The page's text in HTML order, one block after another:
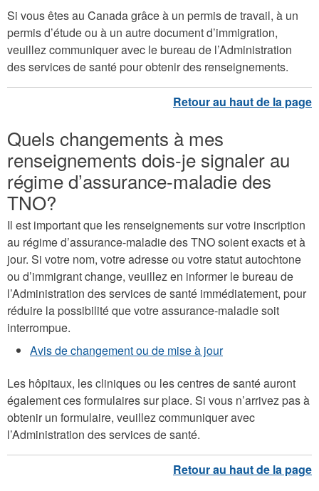
Si vous êtes au Canada grâce à un permis de travail, à un
permis d’étude ou à un autre document d’immigration,
veuillez communiquer avec le bureau de l’Administration
des services de santé pour obtenir des renseignements.
Quels changements à mes
renseignements dois-je signaler au
régime d’assurance-maladie des
TNO?
Il est important que les renseignements sur votre inscription
au régime d’assurance-maladie des TNO soient exacts et à
jour. Si votre nom, votre adresse ou votre statut autochtone
ou d’immigrant change, veuillez en informer le bureau de
l’Administration des services de santé immédiatement, pour
réduire la possibilité que votre assurance-maladie soit
interrompue.
Avis de changement ou de mise à jour
Les hôpitaux, les cliniques ou les centres de santé auront
également ces formulaires sur place. Si vous n’arrivez pas à
obtenir un formulaire, veuillez communiquer avec
l’Administration des services de santé.